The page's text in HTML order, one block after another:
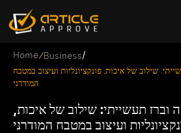
FASHION
GAME
Home/Business/
שילוב של איכות, פונקציונליות ועיצוב במטבח
המודרני
וברז תעשייתי: שילוב של איכות,
ועיצוב במטבח המודרני